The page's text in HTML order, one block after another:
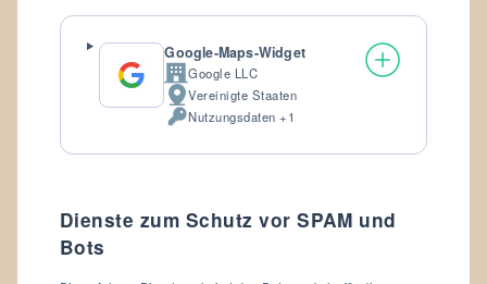
Google-Maps-Widget
Firma:Google LLC
Verarbeitungsort:
Vereinigte Staaten
Verarbeitete
Daten:
Nutzungsdaten +1
Dienste zum Schutz vor SPAM und
Bots